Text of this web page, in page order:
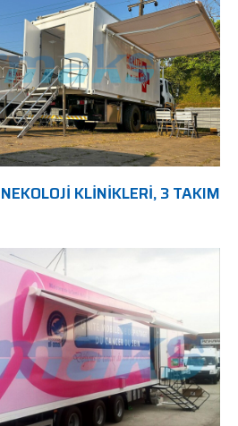
KLINIKLERI, 3 TAKIM